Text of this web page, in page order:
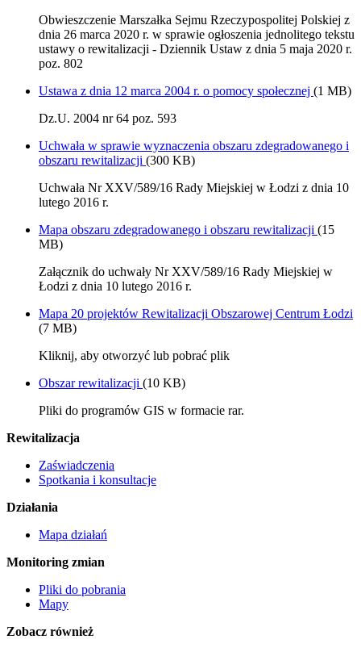
Obwieszczenie Marszałka Sejmu Rzeczypospolitej Polskiej z
dnia 26 marca 2020 r. w sprawie ogłoszenia jednolitego tekstu
ustawy o rewitalizacji - Dziennik Ustaw z dnia 5 maja 2020 r.
poz. 802
Ustawa z dnia 12 marca 2004 r. o pomocy społecznej (1 MB)
Dz.U. 2004 nr 64 poz. 593
Uchwała w sprawie wyznaczenia obszaru zdegradowanego i
obszaru rewitalizacji (300 KB)
Uchwała Nr XXV/589/16 Rady Miejskiej w Łodzi z dnia 10
lutego 2016 r.
Mapa obszaru zdegradowanego i obszaru rewitalizacji (15
MB)
Załącznik do uchwały Nr XXV/589/16 Rady Miejskiej w
Łodzi z dnia 10 lutego 2016 r.
Mapa 20 projektów Rewitalizacji Obszarowej Centrum Łodzi
(7 MB)
Kliknij, aby otworzyć lub pobrać plik
Obszar rewitalizacji (10 KB)
Pliki do programów GIS w formacie rar.
Rewitalizacja
Zaświadczenia
Spotkania i konsultacje
Działania
Mapa działań
Monitoring zmian
Pliki do pobrania
Mapy
Zobacz również